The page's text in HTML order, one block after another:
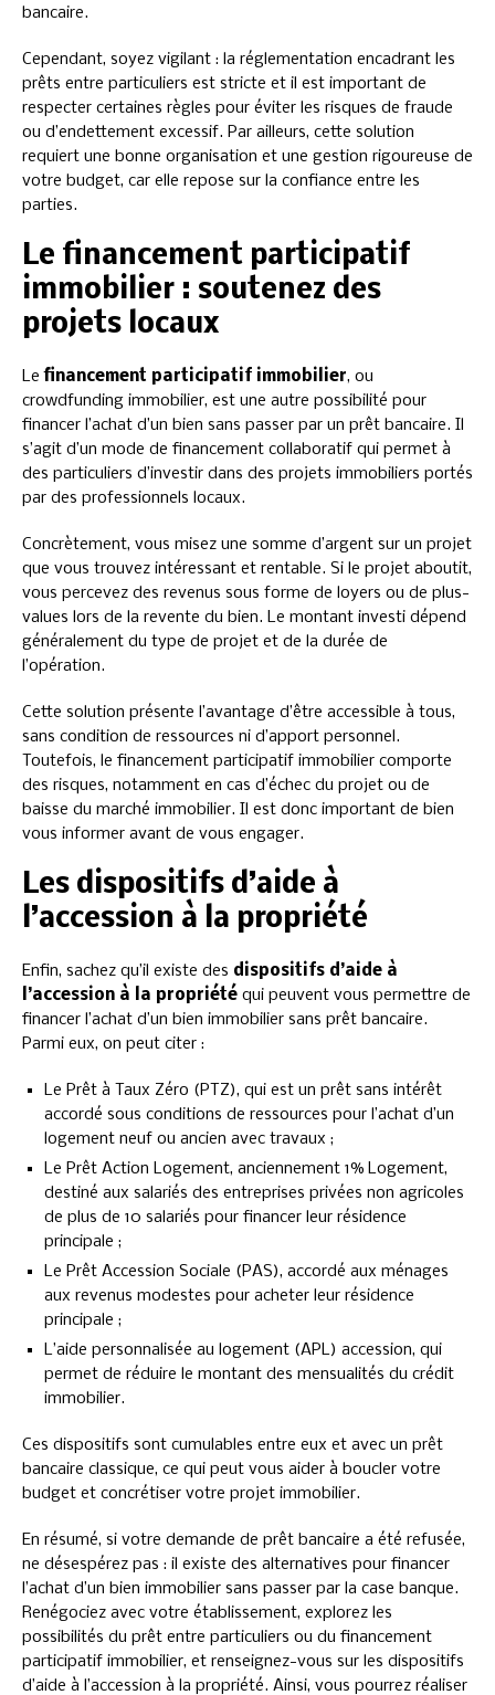
bancaire.
Cependant, soyez vigilant : la réglementation encadrant les
prêts entre particuliers est stricte et il est important de
respecter certaines règles pour éviter les risques de fraude
ou d’endettement excessif. Par ailleurs, cette solution
requiert une bonne organisation et une gestion rigoureuse de
votre budget, car elle repose sur la confiance entre les
parties.
Le financement participatif
immobilier : soutenez des
projets locaux
Lefinancement participatif immobilier, ou
crowdfunding immobilier, est une autre possibilité pour
financer l’achat d’un bien sans passer par un prêt bancaire. Il
s’agit d’un mode de financement collaboratif qui permet à
des particuliers d’investir dans des projets immobiliers portés
par des professionnels locaux.
Concrètement, vous misez une somme d’argent sur un projet
que vous trouvez intéressant et rentable. Si le projet aboutit,
vous percevez des revenus sous forme de loyers ou de plus-
values lors de la revente du bien. Le montant investi dépend
généralement du type de projet et de la durée de
l’opération.
Cette solution présente l’avantage d’être accessible à tous,
sans condition de ressources ni d’apport personnel.
Toutefois, le financement participatif immobilier comporte
des risques, notamment en cas d’échec du projet ou de
baisse du marché immobilier. Il est donc important de bien
vous informer avant de vous engager.
Les dispositifs d’aide à
l’accession à la propriété
Enfin, sachez qu’il existe des dispositifs d’aide à
l’accession à la propriété qui peuvent vous permettre de
financer l’achat d’un bien immobilier sans prêt bancaire.
Parmi eux, on peut citer :
Le Prêt à Taux Zéro (PTZ), qui est un prêt sans intérêt
accordé sous conditions de ressources pour l’achat d’un
logement neuf ou ancien avec travaux ;
Le Prêt Action Logement, anciennement 1% Logement,
destiné aux salariés des entreprises privées non agricoles
de plus de 10 salariés pour financer leur résidence
principale ;
Le Prêt Accession Sociale (PAS), accordé aux ménages
aux revenus modestes pour acheter leur résidence
principale ;
L’aide personnalisée au logement (APL) accession, qui
permet de réduire le montant des mensualités du crédit
immobilier.
Ces dispositifs sont cumulables entre eux et avec un prêt
bancaire classique, ce qui peut vous aider à boucler votre
budget et concrétiser votre projet immobilier.
En résumé, si votre demande de prêt bancaire a été refusée,
ne désespérez pas : il existe des alternatives pour financer
l’achat d’un bien immobilier sans passer par la case banque.
Renégociez avec votre établissement, explorez les
possibilités du prêt entre particuliers ou du financement
participatif immobilier, et renseignez-vous sur les dispositifs
d’aide à l’accession à la propriété. Ainsi, vous pourrez réaliser